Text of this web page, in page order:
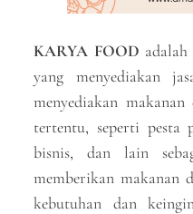
KARYA FOOD
yang menyediakan
menyediakan
tertentu, seperti pesta
bisnis, dan lain
memberikan makanan
kebutuhan dan